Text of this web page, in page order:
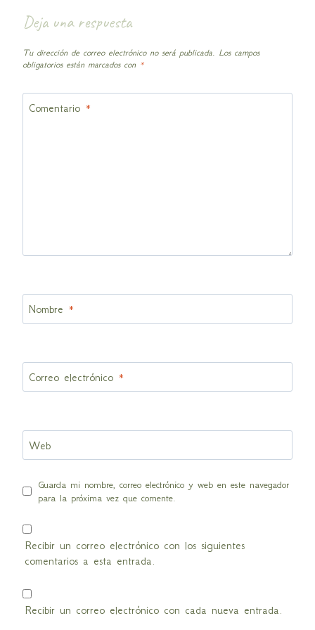
Deja una respuesta
Tu dirección de correo electrónico no será publicada.
Los campos
obligatorios están marcados con *
Comentario *
Nombre *
Correo electrónico *
Web
Guarda mi nombre, correo electrónico y web en este navegador
para la próxima vez que comente.
Recibir un correo electrónico con los siguientes
comentarios a esta entrada.
Recibir un correo electrónico con cada nueva entrada.